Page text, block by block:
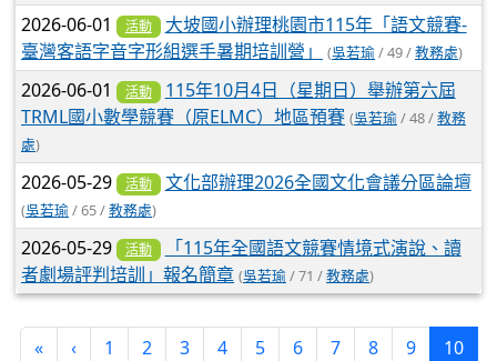
2026-06-01 活動
大坡國小辦理桃園市115年「語文競賽-
臺灣客語字音字形組選手暑期培訓營」
(吳若瑜/ 49 /教務處)
2026-06-01 活動
115年10月4日（星期日）舉辦第六屆
TRML國小數學競賽（原ELMC）地區預賽 (吳若瑜/ 48 /教務
處)
2026-05-29 活動 文化部辦理2026全國文化會議分區論壇
(吳若瑜/ 65 /教務處)
2026-05-29 活動
「115年全國語文競賽情境式演說、讀
者劇場評判培訓」報名簡章 (吳若瑜/ 71 /教務處)
«第一頁
‹上一頁
1 2 3 4 5 6 7 8 9 10(目